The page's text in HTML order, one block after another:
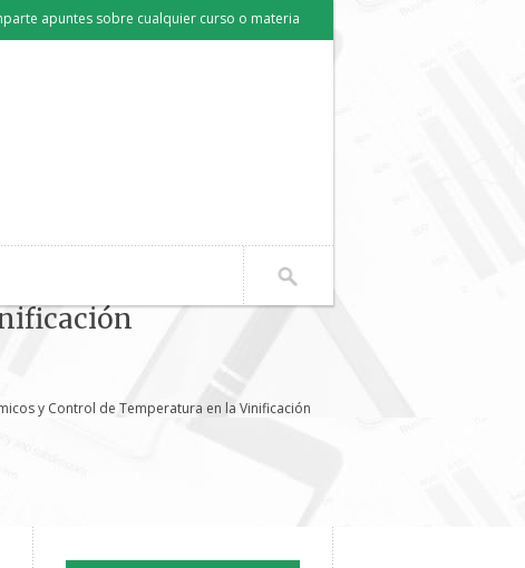
apuntes sobre cualquier curso o materia
y Control de Temperatura en la Vinificación